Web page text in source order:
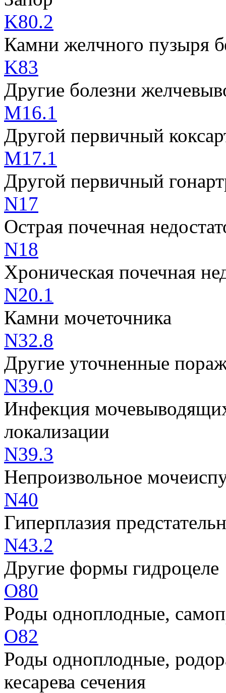
K80.2
Камни желчного пузыря
K83
Другие болезни
M16.1
Другой первичный
M17.1
Другой первичный
N17
Острая почечная
N18
Хроническая почечная
N20.1
Камни мочеточника
N32.8
Другие уточненные
N39.0
Инфекция
локализации
N39.3
Непроизвольное
N40
Гиперплазия
N43.2
Другие формы гидроцеле
O80
Роды одноплодные,
O82
Роды одноплодные,
кесарева сечения